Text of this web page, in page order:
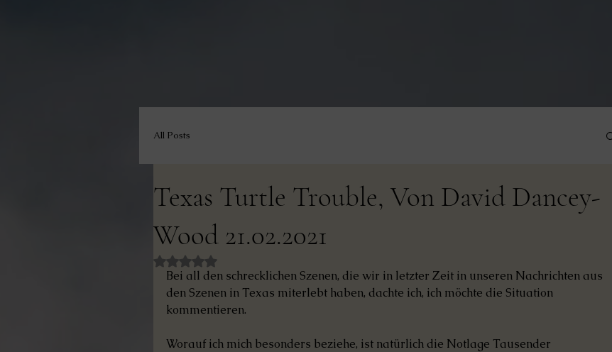
All Posts
Texas Turtle Trouble, Von David Dancey-
Wood 21.02.2021
Mit NaN von 5 Sternen bewertet.
Bei all den schrecklichen Szenen, die wir in letzter Zeit in unseren Nachrichten aus
den Szenen in Texas miterlebt haben, dachte ich, ich möchte die Situation
kommentieren.
Worauf ich mich besonders beziehe, ist natürlich die Notlage Tausender